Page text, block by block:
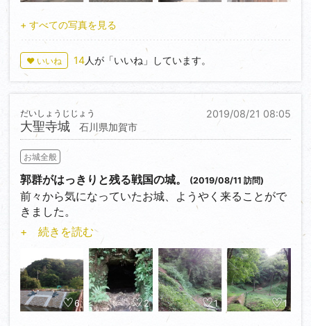
境内地ですので往時の面影を探るのは少々難しいです
が、空鉢護法堂が一段高いところに建っていますの
で、なんとなくイメージ出来る…かも。
山頂の見所はやはり、久秀もかつて天守から目にした
であろう絶景でしょう。山道を急ぎ目で登ってフラフ
ラの身体には眼福であり、澄み渡るそよ風が心地良か
ったです。
信貴山城はほとんど石垣を使用しない『土の城』だっ
たようで、面影を探るにはやはり郭跡を堪能しましょ
う。山頂から少し下ると夥しい郭群を見ることができ
ます。
中腹には久秀の日常生活の場と推定されている『松永
屋敷跡』があり、城内でも最大の敷地面積を誇ると
か。
そんな城跡内一番のメインであろう『松永屋敷跡』に
向かおうとしましたが、この時点で午後4時40分…い
よいよ薄暗くなってきたわ帰りのバスの時間も迫って
きたわで、ここまできて無念ですが、泣く泣く断念し
ました…。
松永屋敷跡、いずれリベンジします…(；´д⊂)
ていうか、もう少し勉強してから来るべきだったな
ぁ、反省。
以後明治まで土井氏が治めた後に明治二年（1869）の
版籍奉還と同時に廃止され、建物は次第に取り壊され
ましたが、陣屋の正門だけは平野小学校の正門として
昭和二年（1926）まで使用された後、昭和三十七年
（1962）に大念佛寺の南門として移築されました。
跡地である平野小学校には石碑が陣屋跡を示すのみと
なっていますが、大念佛寺に移築された陣屋門だけが
当時を偲ぶことができる唯一の遺構となっています。
この陣屋門に注目していただきたいのは、やはり扉で
しょう。楠の一枚板ですよ！
流石は幕府の側用人を務めるほどの譜代の家柄、存分
にその権威を示してくれます。
+ すべての写真を見る
♥ いいね 14人が「いいね」しています。
2019/08/21 08:05
大聖寺城
だいしょうじじょう
石川県加賀市
お城全般
郭群がはっきりと残る戦国の城。 (2019/08/11 訪問)
前々から気になっていたお城、ようやく来ることがで
きました。
南北朝時代に築かれ、一向一揆の拠点にもなった、標
高約70mほどの錦城山の尾根全体に築かれたお城。
越前一向一揆平定後に柴田勝家が大改修したそうで、
以後はその家臣が越後の上杉氏に睨みを効かすべく城
主となりました。
秀吉の時代になると小早川秀秋の（元）家臣である山
+ 続きを読む
6 2 1 1